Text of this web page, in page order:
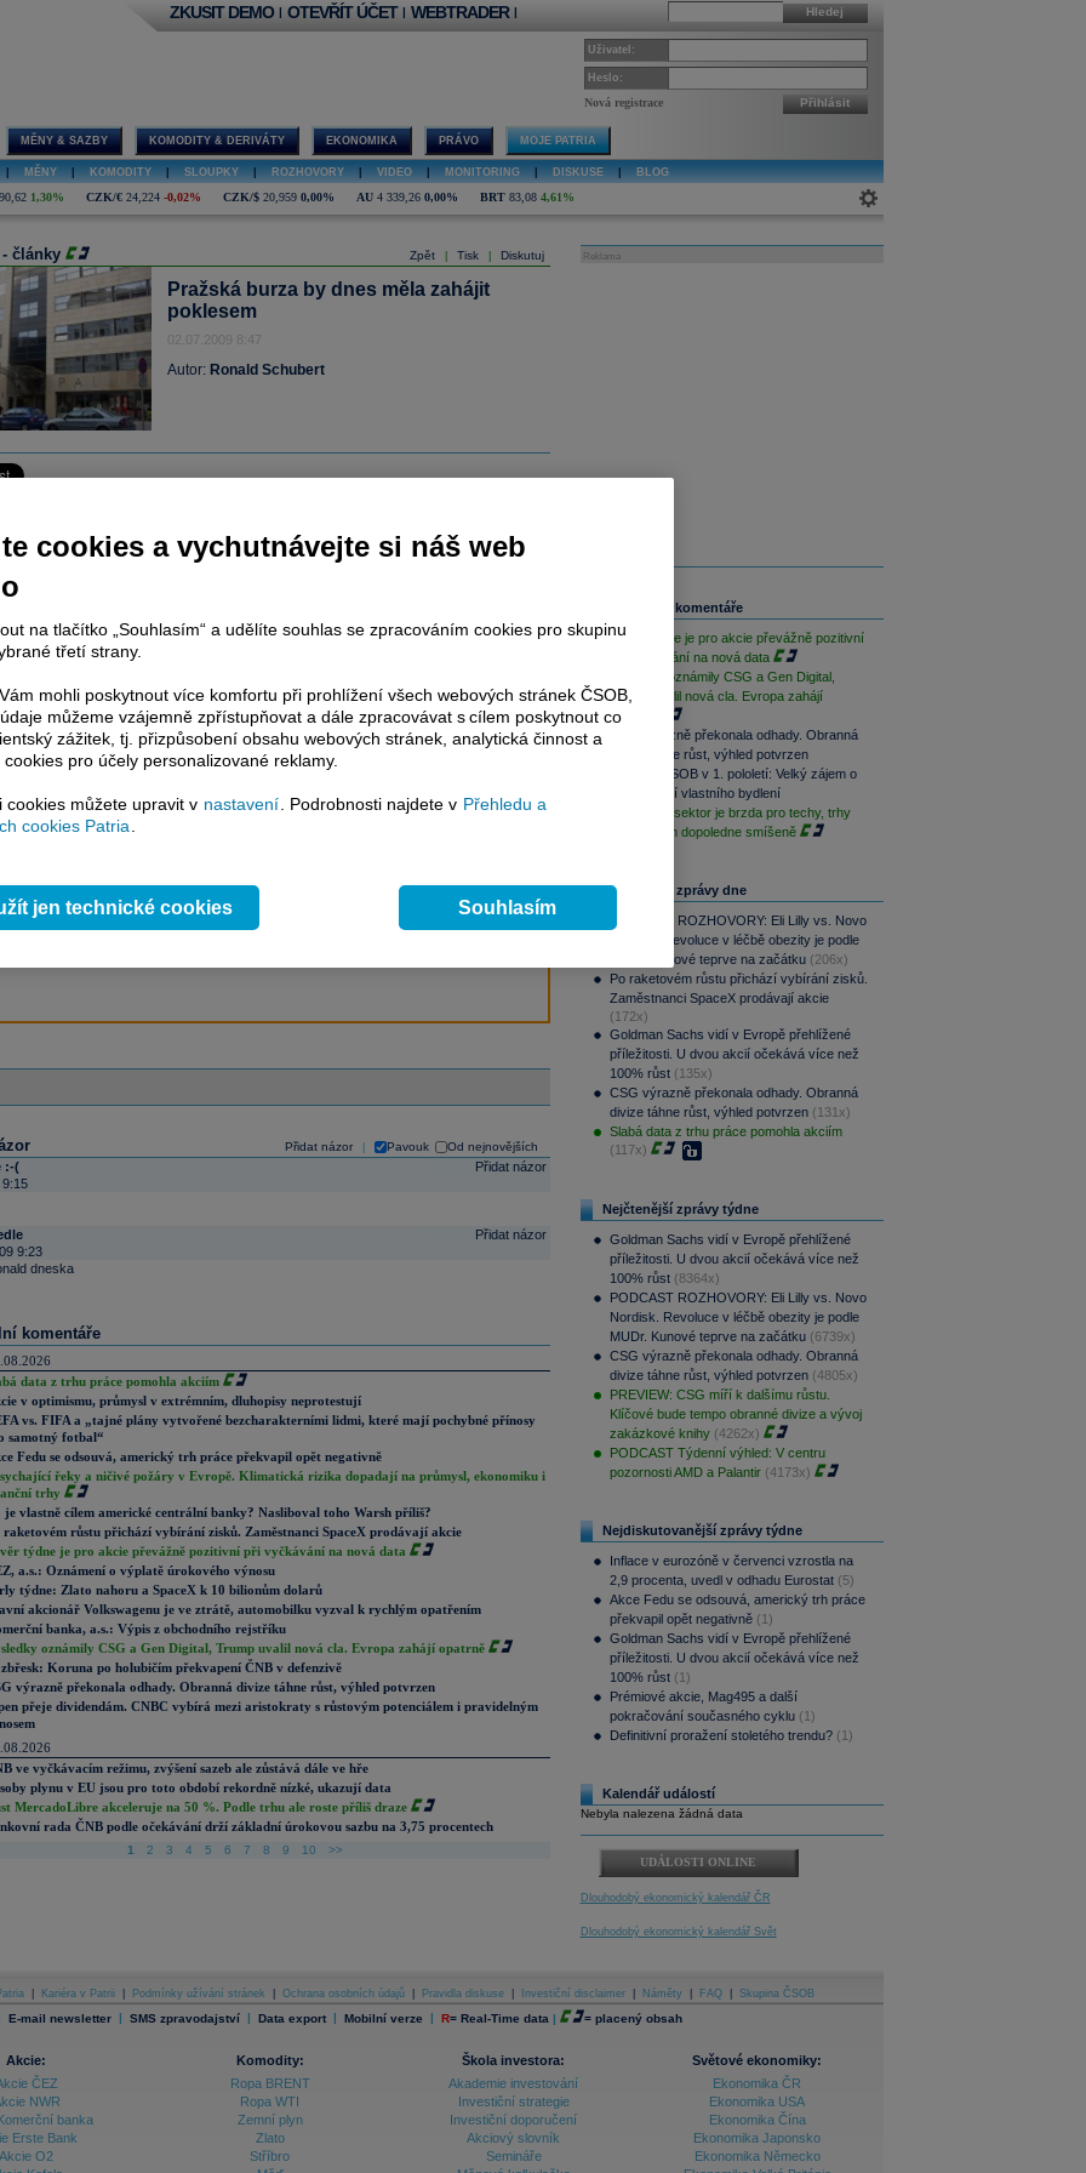
Hledej
ZKUSIT DEMO | OTEVŘÍT ÚČET | WEBTRADER |
Uživatel:
Heslo:
Nová registrace Přihlásit
MĚNY & SAZBY KOMODITY & DERIVÁTY EKONOMIKA PRÁVO MOJE PATRIA
MĚNY KOMODITY SLOUPKY ROZHOVORY VIDEO MONITORING DISKUSE BLOG
1,30% CZK/€ 24,224 -0,02% CZK/$ 20,959 0,00% AU 4 339,26 0,00% BRT 83,08 4,61%
Zpět Tisk Diskutuj
- články
Pražská burza by dnes měla zahájit
poklesem
02.07.2009 8:47
Autor: Ronald Schubert
článku je dostupné jen klientům placených služeb Patria Plus
/
Pluspřípadně uživatelům platformy
placeného informačního servisu získáte
kekompletnímu zpravodajství
bez jakýchkoliv omezení. Veškeré
terminálovou metodou (bez nutnosti obnovovat stránku) bez
a v plné verzi.
e-mailové zpravodajství,
z finančních trhů v reálném čase, kompletní
servis
časových řad ke stažení,
Přidat názor Pavouk Od nejnovějších
Přidat názor
:-(
Přidat názor
9:23
dneska
komentáře
data z trhu práce pomohla akciím
v optimismu, průmysl v extrémním, dluhopisy neprotestují
vs. FIFA a „tajné plány vytvořené bezcharakterními lidmi, které mají pochybné přínosy
samotný fotbal“
Fedu se odsouvá, americký trh práce překvapil opět negativně
řeky a ničivé požáry v Evropě. Klimatická rizika dopadají na průmysl, ekonomiku i
trhy
je vlastně cílem americké centrální banky? Nasliboval toho Warsh příliš?
raketovém růstu přichází vybírání zisků. Zaměstnanci SpaceX prodávají akcie
týdne je pro akcie převážně pozitivní při vyčkávání na nová data
a.s.: Oznámení o výplatě úrokového výnosu
týdne: Zlato nahoru a SpaceX k 10 bilionům dolarů
akcionář Volkswagenu je ve ztrátě, automobilku vyzval k rychlým opatřením
banka, a.s.: Výpis z obchodního rejstříku
oznámily CSG a Gen Digital, Trump uvalil nová cla. Evropa zahájí opatrně
Koruna po holubičím překvapení ČNB v defenzivě
výrazně překonala odhady. Obranná divize táhne růst, výhled potvrzen
přeje dividendám. CNBC vybírá mezi aristokraty s růstovým potenciálem i pravidelným
ve vyčkávacím režimu, zvýšení sazeb ale zůstává dále ve hře
plynu v EU jsou pro toto období rekordně nízké, ukazují data
MercadoLibre akceleruje na 50 %. Podle trhu ale roste příliš draze
rada ČNB podle očekávání drží základní úrokovou sazbu na 3,75 procentech
1 2 3 4 5 6 7 8 9 10 >>
Reklama
Související komentáře
Závěr týdne je pro akcie převážně pozitivní
při vyčkávání na nová data
Výsledky oznámily CSG a Gen Digital,
Trump uvalil nová cla. Evropa zahájí
opatrně
CSG výrazně překonala odhady. Obranná
divize táhne růst, výhled potvrzen
Skupina ČSOB v 1. pololetí: Velký zájem o
financování vlastního bydlení
Paměťový sektor je brzda pro techy, trhy
jsou na tom dopoledne smíšeně
Nejčtenější zprávy dne
PODCAST ROZHOVORY: Eli Lilly vs. Novo
Nordisk. Revoluce v léčbě obezity je podle
MUDr. Kunové teprve na začátku (206x)
Po raketovém růstu přichází vybírání zisků.
Zaměstnanci SpaceX prodávají akcie
(172x)
Goldman Sachs vidí v Evropě přehlížené
příležitosti. U dvou akcií očekává více než
100% růst (135x)
CSG výrazně překonala odhady. Obranná
divize táhne růst, výhled potvrzen (131x)
Slabá data z trhu práce pomohla akciím
(117x)
Nejčtenější zprávy týdne
Goldman Sachs vidí v Evropě přehlížené
příležitosti. U dvou akcií očekává více než
100% růst (8364x)
PODCAST ROZHOVORY: Eli Lilly vs. Novo
Nordisk. Revoluce v léčbě obezity je podle
MUDr. Kunové teprve na začátku (6739x)
CSG výrazně překonala odhady. Obranná
divize táhne růst, výhled potvrzen (4805x)
PREVIEW: CSG míří k dalšímu růstu.
Klíčové bude tempo obranné divize a vývoj
zakázkové knihy (4262x)
PODCAST Týdenní výhled: V centru
pozornosti AMD a Palantir (4173x)
Nejdiskutovanější zprávy týdne
Inflace v eurozóně v červenci vzrostla na
2,9 procenta, uvedl v odhadu Eurostat (5)
Akce Fedu se odsouvá, americký trh práce
překvapil opět negativně (1)
Goldman Sachs vidí v Evropě přehlížené
příležitosti. U dvou akcií očekává více než
100% růst (1)
Prémiové akcie, Mag495 a další
pokračování současného cyklu (1)
Definitivní proražení stoletého trendu? (1)
Kalendář událostí
Nebyla nalezena žádná data
UDÁLOSTI ONLINE
Dlouhodobý ekonomický kalendář ČR
Dlouhodobý ekonomický kalendář Svět
Kariéra v Patrii Podmínky užívání stránek Ochrana osobních údajů Pravidla diskuse Investiční disclaimer Náměty FAQ Skupina ČSOB
E-mail newsletter | SMS zpravodajství | Data export | Mobilní verze | R= Real-Time data | = placený obsah
Akcie:
ČEZ
NWR
banka
Erste Bank
Akcie O2
Komodity:
Ropa BRENT
Ropa WTI
Zemní plyn
Zlato
Stříbro
Škola investora:
Akademie investování
Investiční strategie
Investiční doporučení
Akciový slovník
Semináře
Světové ekonomiky:
Ekonomika ČR
Ekonomika USA
Ekonomika Čína
Ekonomika Japonsko
Ekonomika Německo
cookies a vychutnávejte si náš web
na tlačítko „Souhlasím“ a udělíte souhlas se zpracováním cookies pro skupinu
třetí strany.
mohli poskytnout více komfortu při prohlížení všech webových stránek ČSOB,
můžeme vzájemně zpřístupňovat a dále zpracovávat s cílem poskytnout co
zážitek, tj. přizpůsobení obsahu webových stránek, analytická činnost a
pro účely personalizované reklamy.
cookies můžete upravit v nastavení . Podrobnosti najdete v Přehledu a
cookies Patria
jen technické cookies Souhlasím